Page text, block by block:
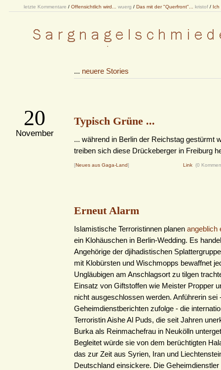
letzte Kommentare / Offensichtlich wird... wuerg / Das mit der "Querfront"... kristof / Ich
... neuere Stories
20
November
Typisch Grüne ...
... während in Berlin der Reichstag gestürmt
treiben sich diese Drückeberger in Freiburg
[Neues aus Gaga-Land] Link (0
Erneut Alarm
Islamistische Terroristinnen planen angeblich
ein Klohäuschen in Berlin-Wedding. Es
Angehörige der djihadistischen
mit Klobürsten und Wischmopps bewaffnet
Ungläubigen am Anschlagsort zu tilgen
Einsatz von Giftstoffen wie Meister Propper
nicht ausgeschlossen werden. Anführerin sei
Geheimdienstberichten zufolge - die
Terroristin Aishe Al Puds, die seit Jahren
Burka als Reinmachefrau in Neukölln
Begleitet würde sie von dem berüchtigten
das zur Zeit aus Syrien, Iran und
Deutschland einsickere. Die Geheimdienstler